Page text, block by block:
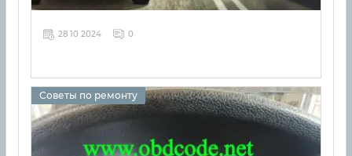
28 10 2024 0
Советы по ремонту